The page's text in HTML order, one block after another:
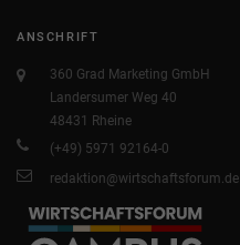
ANSCHRIFT
360 Grad Marketing GmbH
Landersumer Weg 40
48431 Rheine
(+49) 5971 92164-0
redaktion@wirtschaftsforum.de